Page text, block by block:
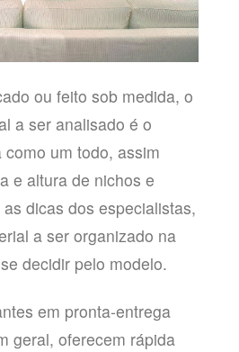
ou feito sob medida, o
a ser analisado é o
um todo, assim
e altura de nichos e
dicas dos especialistas,
a ser organizado na
decidir pelo modelo.
em pronta-entrega
geral, oferecem rápida